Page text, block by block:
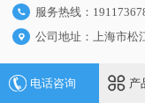
服务热线：
公司地址：上海市松
电话咨询 产